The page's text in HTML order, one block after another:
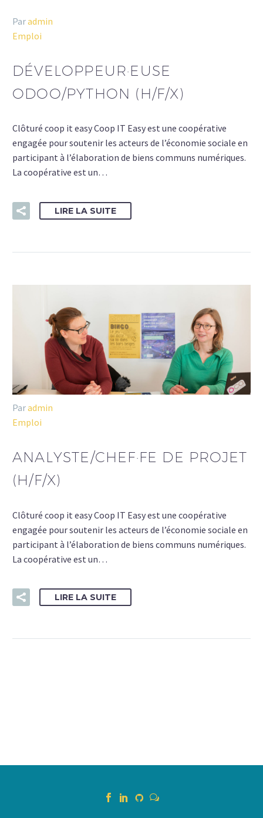
Paradmin
Emploi
DÉVELOPPEUR·EUSE
ODOO/PYTHON (H/F/X)
Clôturé coop it easy Coop IT Easy est une coopérative
engagée pour soutenir les acteurs de l’économie sociale en
participant à l’élaboration de biens communs numériques.
La coopérative est un…
LIRE LA SUITE
Paradmin
Emploi
ANALYSTE/CHEF·FE DE PROJET
(H/F/X)
Clôturé coop it easy Coop IT Easy est une coopérative
engagée pour soutenir les acteurs de l’économie sociale en
participant à l’élaboration de biens communs numériques.
La coopérative est un…
LIRE LA SUITE